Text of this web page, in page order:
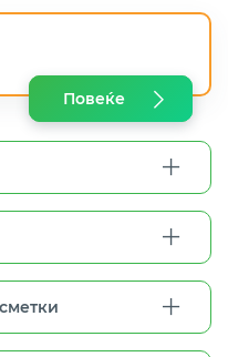
Повеќе